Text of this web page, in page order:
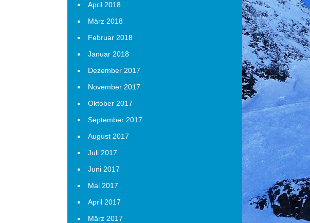
April 2018
März 2018
Februar 2018
Januar 2018
Dezember 2017
November 2017
Oktober 2017
September 2017
August 2017
Juli 2017
Juni 2017
Mai 2017
April 2017
März 2017